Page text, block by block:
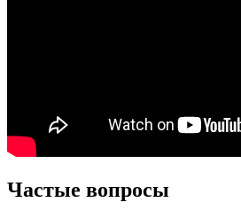
Частые вопросы